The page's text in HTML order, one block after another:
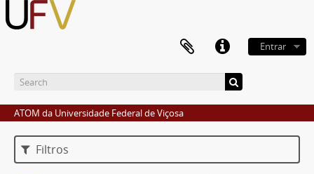
Entrar
ATOM da Universidade Federal de Viçosa
Filtros